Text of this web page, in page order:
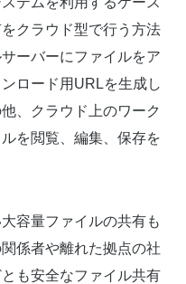
クラウド型で行う方法
ーバーにファイルをア
ロード用URLを生成し
、クラウド上のワーク
を閲覧、編集、保存を
容量ファイルの共有も
係者や離れた拠点の社
も安全なファイル共有